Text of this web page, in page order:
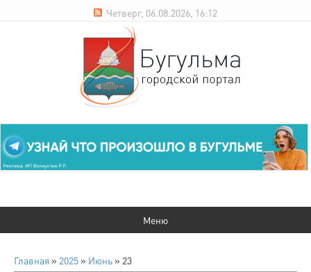
Четверг, 06.08.2026, 16:12
Главная » 2025 » Июнь » 23